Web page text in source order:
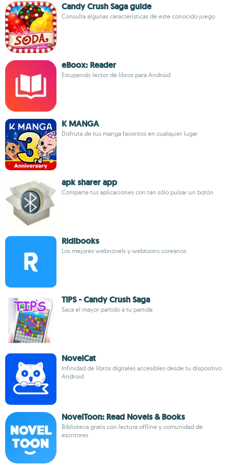
Candy Crush Saga guide
Consulta algunas características de este conocido juego
eBoox: Reader
Estupendo lector de libros para Android
K MANGA
Disfruta de tus manga favoritos en cualquier lugar
apk sharer app
Comparte tus aplicaciones con tan sólo pulsar un botón
Ridibooks
Los mejores webnovels y webtoons coreanos
TIPS - Candy Crush Saga
Saca el mayor partido a tu partida
NovelCat
Infinidad de libros digitales accesibles desde tu dispositivo
Android
NovelToon: Read Novels & Books
Biblioteca gratis con lectura offline y comunidad de
escritores